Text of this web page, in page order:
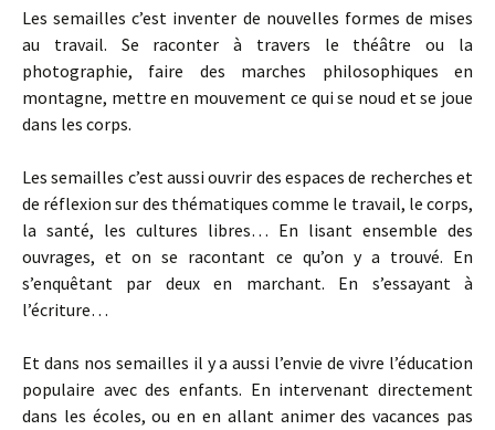
Les semailles c’est inventer de nouvelles formes de mises
au travail. Se raconter à travers le théâtre ou la
photographie, faire des marches philosophiques en
montagne, mettre en mouvement ce qui se noud et se joue
dans les corps.
Les semailles c’est aussi ouvrir des espaces de recherches et
de réflexion sur des thématiques comme le travail, le corps,
la santé, les cultures libres… En lisant ensemble des
ouvrages, et on se racontant ce qu’on y a trouvé. En
s’enquêtant par deux en marchant. En s’essayant à
l’écriture…
Et dans nos semailles il y a aussi l’envie de vivre l’éducation
populaire avec des enfants. En intervenant directement
dans les écoles, ou en en allant animer des vacances pas